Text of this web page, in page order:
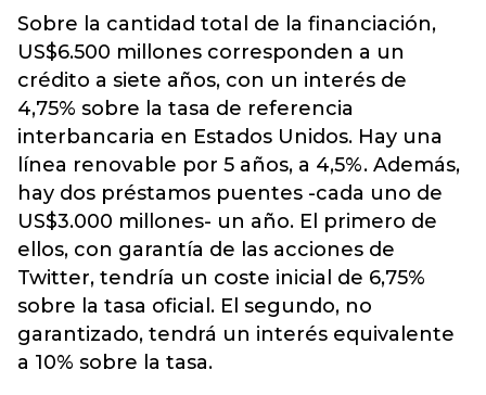
Sobre la cantidad total de la financiación,
US$6.500 millones corresponden a un
crédito a siete años, con un interés de
4,75% sobre la tasa de referencia
interbancaria en Estados Unidos. Hay una
línea renovable por 5 años, a 4,5%. Además,
hay dos préstamos puentes -cada uno de
US$3.000 millones- un año. El primero de
ellos, con garantía de las acciones de
Twitter, tendría un coste inicial de 6,75%
sobre la tasa oficial. El segundo, no
garantizado, tendrá un interés equivalente
a 10% sobre la tasa.